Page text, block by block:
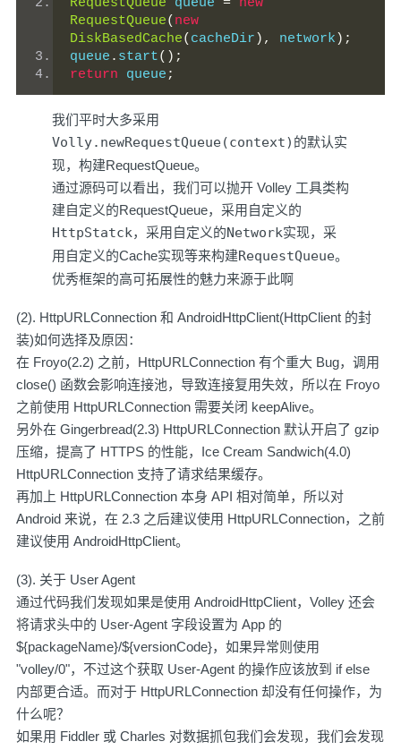
RequestQueue queue = new
RequestQueue( new
DiskBasedCache( cacheDir ), network );
queue . start();
return queue ;
我们平时大多采用
Volly.newRequestQueue(context) 的默认实
现，构建RequestQueue。
通过源码可以看出，我们可以抛开 Volley 工具类构
建自定义的RequestQueue，采用自定义的
HttpStatck，采用自定义的Network实现，采
用自定义的Cache实现等来构建RequestQueue。
优秀框架的高可拓展性的魅力来源于此啊
(2). HttpURLConnection 和 AndroidHttpClient(HttpClient 的封
装)如何选择及原因：
在 Froyo(2.2) 之前，HttpURLConnection 有个重大 Bug，调用
close() 函数会影响连接池，导致连接复用失效，所以在 Froyo
之前使用 HttpURLConnection 需要关闭 keepAlive。
另外在 Gingerbread(2.3) HttpURLConnection 默认开启了 gzip
压缩，提高了 HTTPS 的性能，Ice Cream Sandwich(4.0)
HttpURLConnection 支持了请求结果缓存。
再加上 HttpURLConnection 本身 API 相对简单，所以对
Android 来说，在 2.3 之后建议使用 HttpURLConnection，之前
建议使用 AndroidHttpClient。
(3). 关于 User Agent
通过代码我们发现如果是使用 AndroidHttpClient，Volley 还会
将请求头中的 User-Agent 字段设置为 App 的
${packageName}/${versionCode}，如果异常则使用
"volley/0"，不过这个获取 User-Agent 的操作应该放到 if else
内部更合适。而对于 HttpURLConnection 却没有任何操作，为
什么呢？
如果用 Fiddler 或 Charles 对数据抓包我们会发现，我们会发现